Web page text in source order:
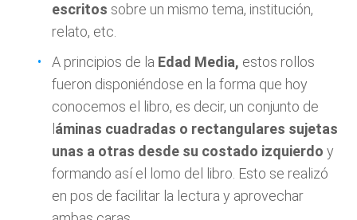
escritos sobre un mismo tema, institución,
relato, etc.
A principios de la Edad Media, estos rollos
fueron disponiéndose en la forma que hoy
conocemos el libro, es decir, un conjunto de
áminas cuadradas o rectangulares sujetas
unas a otras desde su costado izquierdo y
formando así el lomo del libro. Esto se realizó
en pos de facilitar la lectura y aprovechar